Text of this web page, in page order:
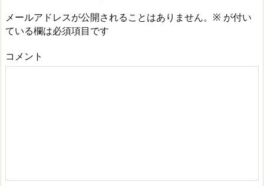
メールアドレスが公開されることはありません。 ※ が付い
ている欄は必須項目です
コメント